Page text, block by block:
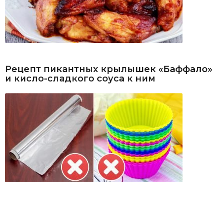
Рецепт пикантных крылышек «Баффало»
и кисло-сладкого соуса к ним